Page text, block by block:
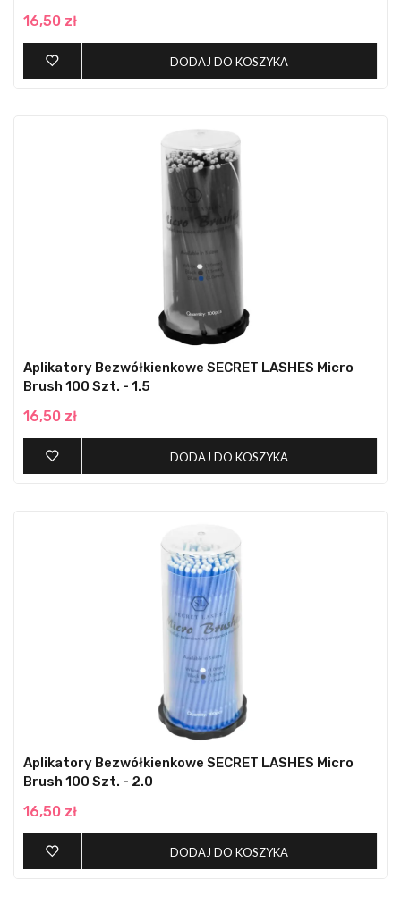
16,50 zł
DODAJ DO KOSZYKA
Aplikatory Bezwółkienkowe SECRET LASHES Micro
Brush 100 Szt. - 1.5
16,50 zł
DODAJ DO KOSZYKA
Aplikatory Bezwółkienkowe SECRET LASHES Micro
Brush 100 Szt. - 2.0
16,50 zł
DODAJ DO KOSZYKA